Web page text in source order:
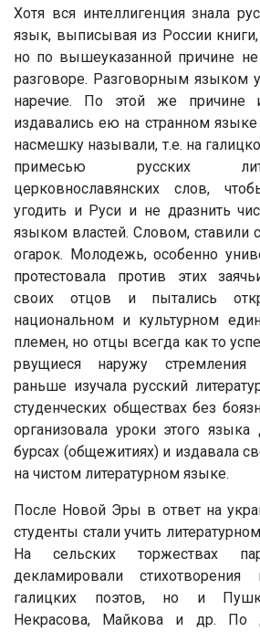
Хотя вся интеллигенция знала
язык, выписывая из России
но по вышеуказанной причине не
разговоре. Разговорным языком
наречие. По этой же причине
издавались ею на странном
насмешку называли, т.е. на
примесью русских
церковнославянских слов,
угодить и Руси и не дразнить
языком властей. Словом, ставили
огарок. Молодежь, особенно
протестовала против этих
своих отцов и пытались
национальном и культурном
племен, но отцы всегда как то
рвущиеся наружу
раньше изучала русский
студенческих обществах без
организовала уроки этого
бурсах (общежитиях) и издавала
на чистом литературном языке.
После Новой Эры в ответ на
студенты стали учить
На сельских торжествах
декламировали
галицких поэтов, но и
Некрасова, Майкова и др. По